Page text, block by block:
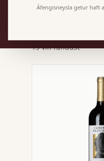
bragðið án þess
19 vín fundust
Áfengisneysla getur haft